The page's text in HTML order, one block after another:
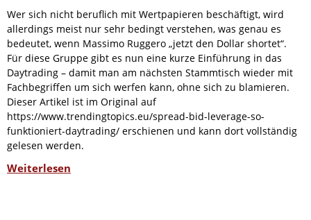
Wer sich nicht beruflich mit Wertpapieren beschäftigt, wird
allerdings meist nur sehr bedingt verstehen, was genau es
bedeutet, wenn Massimo Ruggero „jetzt den Dollar shortet“.
Für diese Gruppe gibt es nun eine kurze Einführung in das
Daytrading – damit man am nächsten Stammtisch wieder mit
Fachbegriffen um sich werfen kann, ohne sich zu blamieren.
Dieser Artikel ist im Original auf
https://www.trendingtopics.eu/spread-bid-leverage-so-
funktioniert-daytrading/ erschienen und kann dort vollständig
gelesen werden.
Weiterlesen